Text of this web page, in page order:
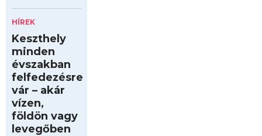
HÍREK
Keszthely
minden
évszakban
felfedezésre
vár – akár
vízen,
földön vagy
levegőben